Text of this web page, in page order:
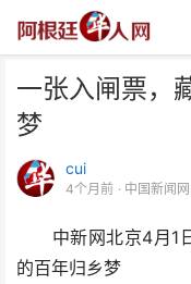
一张入闸票，
梦
cui
4个月前 · 中国新闻网
中新网北京4月1日
的百年归乡梦
一张入闸票，藏